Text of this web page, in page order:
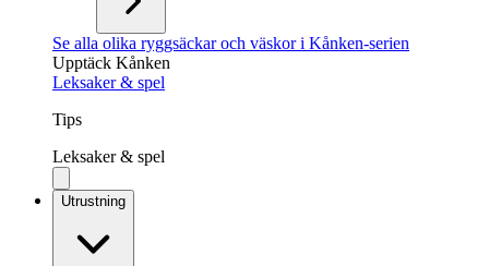
Se alla olika ryggsäckar och väskor i Kånken-serien
Upptäck Kånken
Leksaker & spel
Tips
Leksaker & spel
Utrustning